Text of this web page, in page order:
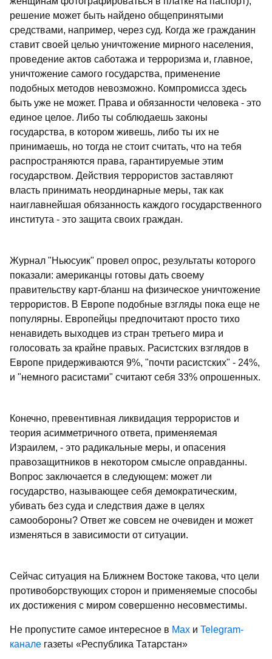
решение может быть найдено общепринятыми
средствами, например, через суд. Когда же гражданин
ставит своей целью уничтожение мирного населения,
проведение актов саботажа и терроризма и, главное,
уничтожение самого государства, применение
подобных методов невозможно. Компромисса здесь
быть уже не может. Права и обязанности человека - это
единое целое. Либо ты соблюдаешь законы
государства, в котором живешь, либо ты их не
принимаешь, но тогда не стоит считать, что на тебя
распространяются права, гарантируемые этим
государством. Действия террористов заставляют
власть принимать неординарные меры, так как
наиглавнейшая обязанность каждого государственного
института - это защита своих граждан.
Журнал "Ньюсуик" провел опрос, результаты которого
показали: американцы готовы дать своему
правительству карт-бланш на физическое уничтожение
террористов. В Европе подобные взгляды пока еще не
популярны. Европейцы предпочитают просто тихо
ненавидеть выходцев из стран третьего мира и
голосовать за крайне правых. Расистских взглядов в
Европе придерживаются 9%, "почти расистских" - 24%,
и "немного расистами" считают себя 33% опрошенных.
Конечно, превентивная ликвидация террористов и
теория асимметричного ответа, применяемая
Израилем, - это радикальные меры, и опасения
правозащитников в некотором смысле оправданны.
Вопрос заключается в следующем: может ли
государство, называющее себя демократическим,
убивать без суда и следствия даже в целях
самообороны? Ответ же совсем не очевиден и может
изменяться в зависимости от ситуации.
Сейчас ситуация на Ближнем Востоке такова, что цели
противоборствующих сторон и применяемые способы
их достижения с миром совершенно несовместимы.
Не пропустите самое интересное в Max и Telegram-
канале газеты «Республика Татарстан»